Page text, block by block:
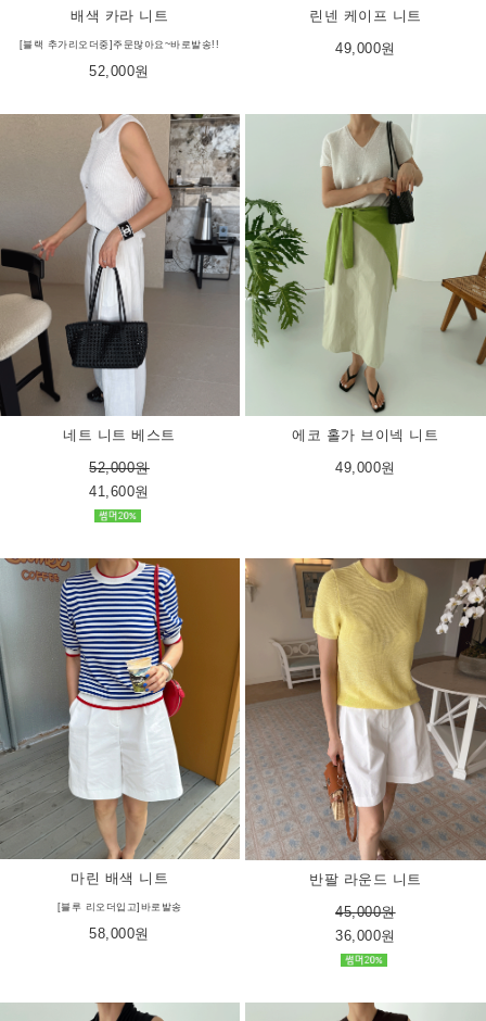
배색 카라 니트
[블랙 추가리오더중]주문많아요~바로발송!!
52,000원
린넨 케이프 니트
49,000원
네트 니트 베스트
52,000원
41,600원
에코 홀가 브이넥 니트
49,000원
마린 배색 니트
[블루 리오더입고]바로발송
58,000원
반팔 라운드 니트
45,000원
36,000원